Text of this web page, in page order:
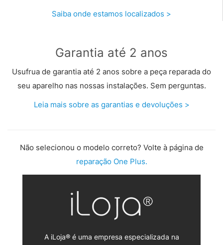
Saiba onde estamos localizados >
Garantia até 2 anos
Usufrua de garantia até 2 anos sobre a peça reparada do
seu aparelho nas nossas instalações. Sem perguntas.
Leia mais sobre as garantias e devoluções >
Não selecionou o modelo correto? Volte à página de
reparação One Plus.
A iLoja® é uma empresa especializada na